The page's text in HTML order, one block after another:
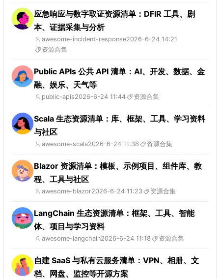
应急响应与数字取证资源清单：DFIR 工具、剧
本、证据采集与分析
awesome-incident-response2026-6-24 14:21
资源合集
Public APIs 公共 API 清单：AI、开发、数据、金
融、娱乐、天气等
public-apis2026-6-24 11:44 资源合集
Scala 生态资源清单：库、框架、工具、学习资料
与社区
awesome-scala2026-6-24 11:38 资源合集
Blazor 资源清单：模板、示例项目、组件库、教
程、工具与社区
awesome-blazor2026-6-24 11:23 资源合集
LangChain 生态资源清单：框架、工具、智能
体、项目与学习资料
awesome-langchain2026-6-24 11:18 资源合集
自建 SaaS 与私有云服务清单：VPN、相册、文
档、网盘、监控等开源方案